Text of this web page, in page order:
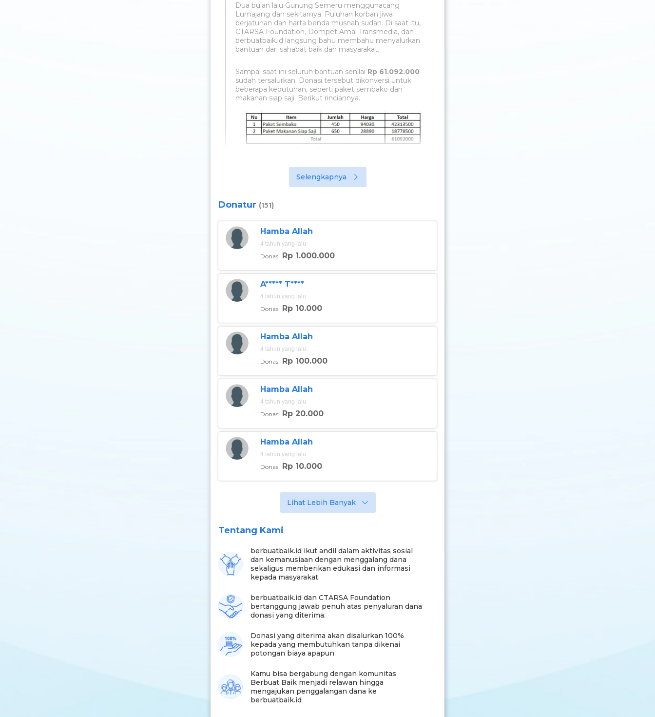
Dua bulan lalu Gunung Semeru menggunacang
Lumajang dan sekitarnya. Puluhan korban jiwa
berjatuhan dan harta benda musnah sudah. Di saat itu,
CTARSA Foundation, Dompet Amal Transmedia, dan
berbuatbaik.id langsung bahu membahu menyalurkan
bantuan dari sahabat baik dan masyarakat.
Sampai saat ini seluruh bantuan senilai Rp 61.092.000
sudah tersalurkan. Donasi tersebut dikonversi untuk
beberapa kebutuhan, seperti paket sembako dan
makanan siap saji. Berikut rinciannya.
Sahabat baik, terima kasih atas kebaikan dan kepedulian
sahabat baik serta mempercayakan donasi tersebut
melalui berbuatbaik.id. Kendati demikian, masih banyak
membutuhkan uluran tangan sahabat baik. Jangan
Kabar baiknya, semua donasi yang diberikan seluruhnya
akan sampai ke penerima
Kamu yang telah berdonasi akan mendapatkan notifikasi
dari tim kami. Selain itu, bisa memantau informasi
seputar kampanye sosial yang diikuti, berikut update
terkininya.
Jika berminat lebih dalam berkontribusi di kampanye
#sahabatbaikbisa mendaftar menjadi
kampanye ini.
Yuk jadi #sahabatbaik
ini, mulai sekarang!
Selengkapnya
Donatur (151)
Hamba Allah
4 tahun yang lalu
Donasi Rp 1.000.000
A***** T****
4 tahun yang lalu
Donasi Rp 10.000
Hamba Allah
4 tahun yang lalu
Donasi Rp 100.000
Hamba Allah
4 tahun yang lalu
Donasi Rp 20.000
Hamba Allah
4 tahun yang lalu
Donasi Rp 10.000
Lihat Lebih Banyak
Tentang Kami
berbuatbaik.id ikut andil dalam aktivitas sosial
dan kemanusiaan dengan menggalang dana
sekaligus memberikan edukasi dan informasi
kepada masyarakat.
berbuatbaik.id dan CTARSA Foundation
bertanggung jawab penuh atas penyaluran dana
donasi yang diterima.
Donasi yang diterima akan disalurkan 100%
kepada yang membutuhkan tanpa dikenai
potongan biaya apapun
Kamu bisa bergabung dengan komunitas
Berbuat Baik menjadi relawan hingga
mengajukan penggalangan dana ke
berbuatbaik.id